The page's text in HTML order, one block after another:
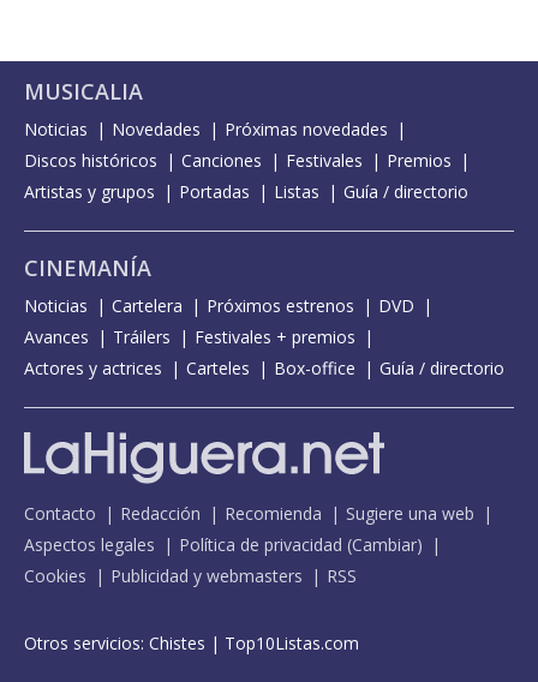
MUSICALIA
Noticias Novedades
Próximas novedades
Discos históricos
Canciones Festivales
Premios
Artistas y grupos
Portadas Listas Guía / directorio
CINEMANÍA
Noticias Cartelera Próximos estrenos
DVD
Avances
Tráilers
Festivales + premios
Actores y actrices
Carteles Box-office Guía / directorio
Contacto Redacción Recomienda
Sugiere una web
Aspectos legales
Política de privacidad (Cambiar)
Cookies
Publicidad y webmasters RSS
Otros servicios: Chistes | Top10Listas.com